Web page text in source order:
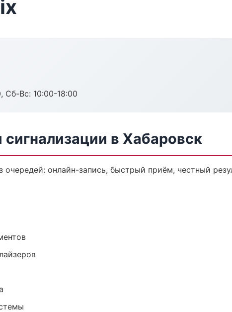
Сб-Вс: 10:00-18:00
в Хабаровск
онлайн-запись, быстрый приём, честный